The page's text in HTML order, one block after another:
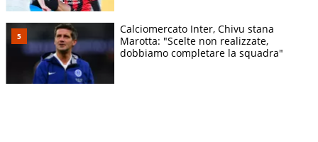
Calciomercato Inter, Chivu stana
Marotta: "Scelte non realizzate,
dobbiamo completare la squadra"